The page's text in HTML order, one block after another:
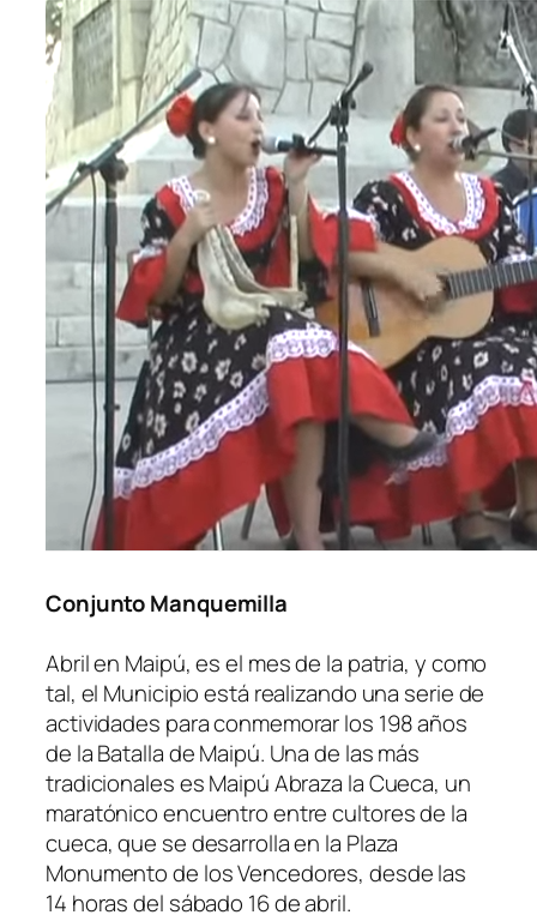
Conjunto Manquemilla
Abril en Maipú, es el mes de la patria, y como
tal, el Municipio está realizando una serie de
actividades para conmemorar los 198 años
de la Batalla de Maipú. Una de las más
tradicionales es Maipú Abraza la Cueca, un
maratónico encuentro entre cultores de la
cueca, que se desarrolla en la Plaza
Monumento de los Vencedores, desde las
14 horas del sábado 16 de abril.